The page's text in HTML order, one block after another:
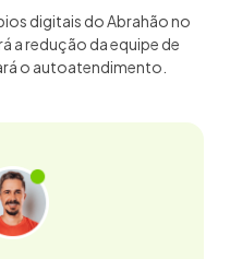
digitais do Abrahão no
a redução da equipe de
o autoatendimento.